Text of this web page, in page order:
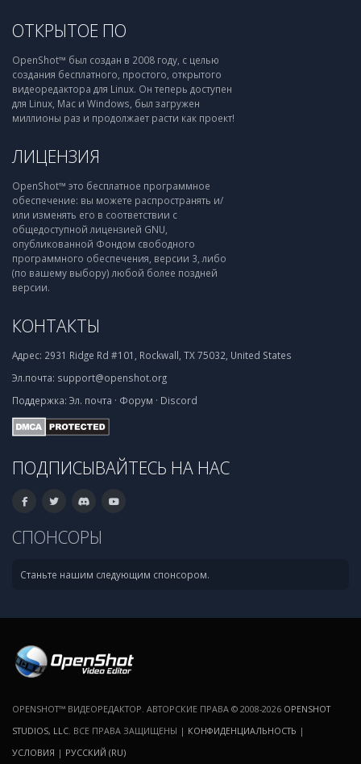
ОТКРЫТОЕ ПО
OpenShot™ был создан в 2008 году, с целью
создания бесплатного, простого, открытого
видеоредактора для Linux. Он теперь доступен
для Linux, Mac и Windows, был загружен
миллионы раз и продолжает расти как проект!
ЛИЦЕНЗИЯ
OpenShot™ это бесплатное программное
обеспечение: вы можете распространять и/
или изменять его в соответствии с
общедоступной лицензией GNU,
опубликованной Фондом свободного
программного обеспечения, версии 3, либо
(по вашему выбору) любой более поздней
версии.
КОНТАКТЫ
Адрес: 2931 Ridge Rd #101, Rockwall, TX 75032, United States
Эл.почта: support@openshot.org
Поддержка: Эл. почта · Форум · Discord
ПОДПИСЫВАЙТЕСЬ НА НАС
СПОНСОРЫ
Станьте нашим следующим спонсором.
OPENSHOT™ ВИДЕОРЕДАКТОР. АВТОРСКИЕ ПРАВА © 2008-2026 OPENSHOT
STUDIOS, LLC . ВСЕ ПРАВА ЗАЩИЩЕНЫ | КОНФИДЕНЦИАЛЬНОСТЬ |
УСЛОВИЯ | РУССКИЙ (RU)